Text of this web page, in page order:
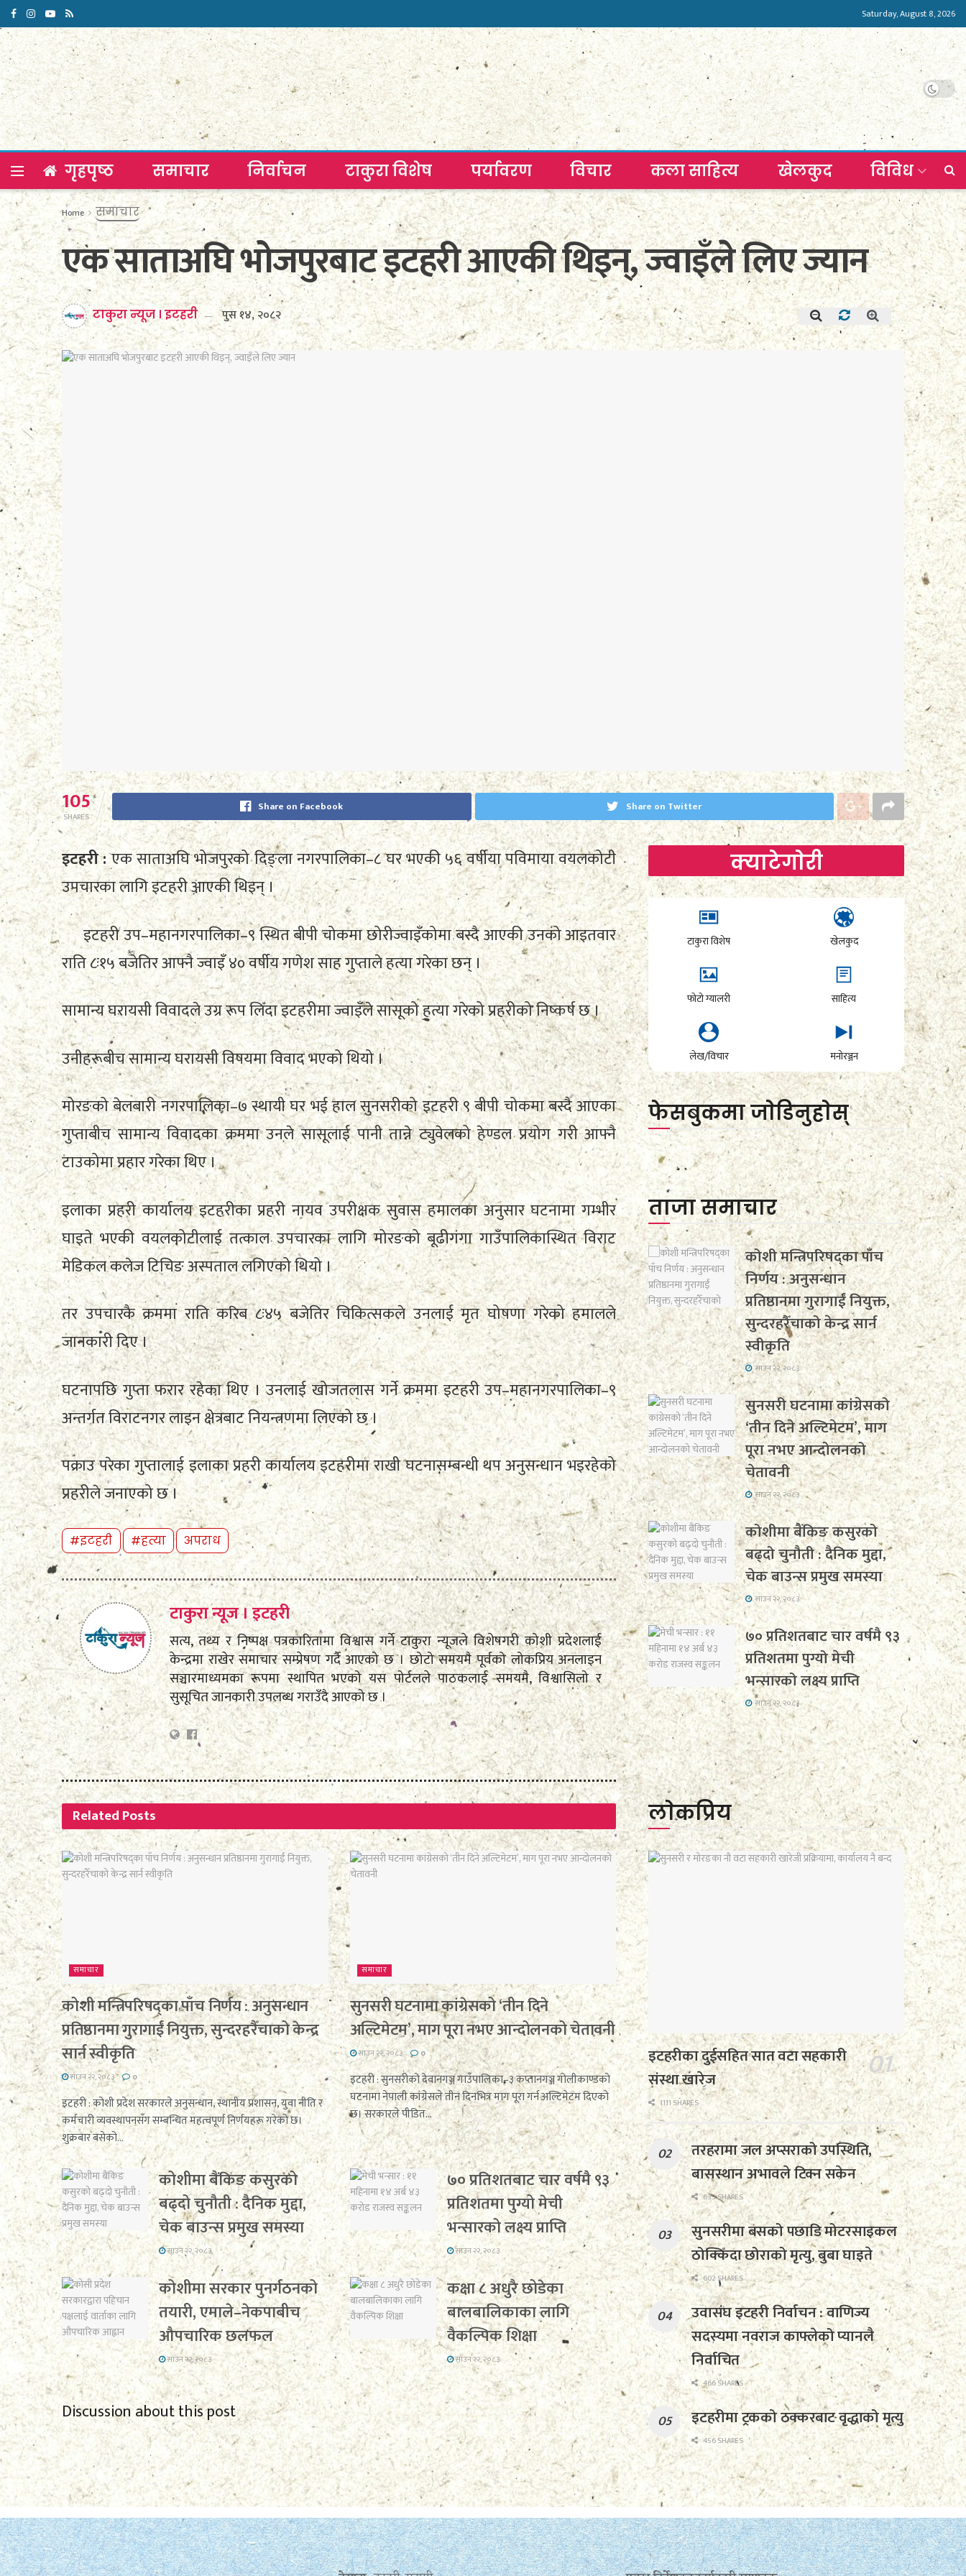
Saturday, August 8, 2026
गृहपृष्ठ समाचार निर्वाचन टाकुरा विशेष पर्यावरण विचार कला साहित्य खेलकुद विविध
Home समाचार
एक साताअघि भोजपुरबाट इटहरी आएकी थिइन्, ज्वाइँले लिए ज्यान
टाकुरा न्यूज । इटहरी पुस १४, २०८२
105
SHARES
Share on Facebook Share on Twitter
इटहरी :एक साताअघि भोजपुरको दिङ्ला नगरपालिका–८ घर भएकी ५६ वर्षीया पविमाया वयलकोटी
उपचारका लागि इटहरी आएकी थिइन् ।
इटहरी उप–महानगरपालिका–९ स्थित बीपी चोकमा छोरीज्वाइँकोमा बस्दै आएकी उनको आइतवार
राति ८ः१५ बजेतिर आफ्नै ज्वाइँ ४० वर्षीय गणेश साह गुप्ताले हत्या गरेका छन् ।
सामान्य घरायसी विवादले उग्र रूप लिँदा इटहरीमा ज्वाइँले सासूको हत्या गरेको प्रहरीको निष्कर्ष छ ।
उनीहरूबीच सामान्य घरायसी विषयमा विवाद भएको थियो ।
मोरङको बेलबारी नगरपालिका–७ स्थायी घर भई हाल सुनसरीको इटहरी ९ बीपी चोकमा बस्दै आएका
गुप्ताबीच सामान्य विवादका क्रममा उनले सासूलाई पानी तान्ने ट्युवेलको हेण्डल प्रयोग गरी आफ्नै
टाउकोमा प्रहार गरेका थिए ।
इलाका प्रहरी कार्यालय इटहरीका प्रहरी नायव उपरीक्षक सुवास हमालका अनुसार घटनामा गम्भीर
घाइते भएकी वयलकोटीलाई तत्काल उपचारका लागि मोरङको बूढीगंगा गाउँपालिकास्थित विराट
मेडिकल कलेज टिचिङ अस्पताल लगिएको थियो ।
तर उपचारकै क्रममा राति करिब ८ः४५ बजेतिर चिकित्सकले उनलाई मृत घोषणा गरेको हमालले
जानकारी दिए ।
घटनापछि गुप्ता फरार रहेका थिए । उनलाई खोजतलास गर्ने क्रममा इटहरी उप–महानगरपालिका–९
अन्तर्गत विराटनगर लाइन क्षेत्रबाट नियन्त्रणमा लिएको छ ।
पक्राउ परेका गुप्तालाई इलाका प्रहरी कार्यालय इटहरीमा राखी घटनासम्बन्धी थप अनुसन्धान भइरहेको
प्रहरीले जनाएको छ ।
#इटहरी #हत्या अपराध
टाकुरा न्यूज । इटहरी
सत्य, तथ्य र निष्पक्ष पत्रकारितामा विश्वास गर्ने टाकुरा न्यूजले विशेषगरी कोशी प्रदेशलाई
केन्द्रमा राखेर समाचार सम्प्रेषण गर्दै आएको छ । छोटो समयमै पूर्वको लोकप्रिय अनलाइन
सञ्चारमाध्यमका रूपमा स्थापित भएको यस पोर्टलले पाठकलाई समयमै, विश्वासिलो र
सुसूचित जानकारी उपलब्ध गराउँदै आएको छ ।
RelatedPosts
समाचार
कोशी मन्त्रिपरिषद्का पाँच निर्णय : अनुसन्धान
प्रतिष्ठानमा गुरागाईं नियुक्त, सुन्दरहरैँचाको केन्द्र
सार्न स्वीकृति
साउन २२, २०८३ 0
इटहरी : कोशी प्रदेश सरकारले अनुसन्धान, स्थानीय प्रशासन, युवा नीति र
कर्मचारी व्यवस्थापनसँग सम्बन्धित महत्वपूर्ण निर्णयहरू गरेको छ।
शुक्रबार बसेको...
समाचार
सुनसरी घटनामा कांग्रेसको ‘तीन दिने
अल्टिमेटम’, माग पूरा नभए आन्दोलनको चेतावनी
साउन २२, २०८३ 0
इटहरी : सुनसरीको देवानगञ्ज गाउँपालिका–३ कप्तानगञ्ज गोलीकाण्डको
घटनामा नेपाली कांग्रेसले तीन दिनभित्र माग पूरा गर्न अल्टिमेटम दिएको
छ। सरकारले पीडित...
कोशीमा बैंकिङ कसुरको
बढ्दो चुनौती : दैनिक मुद्दा,
चेक बाउन्स प्रमुख समस्या
साउन २२, २०८३
७० प्रतिशतबाट चार वर्षमै ९३
प्रतिशतमा पुग्यो मेची
भन्सारको लक्ष्य प्राप्ति
साउन २२, २०८३
कोशीमा सरकार पुनर्गठनको
तयारी, एमाले–नेकपाबीच
औपचारिक छलफल
साउन २२, २०८३
कक्षा ८ अधुरै छोडेका
बालबालिकाका लागि
वैकल्पिक शिक्षा
साउन २२, २०८३
Discussion about this post
क्याटेगाेरी
टाकुरा विशेष खेलकुद
फोटो ग्यालरी साहित्य
लेख/विचार मनोरञ्जन
फेसबुकमा जाेडिनुहाेस्
ताजा समाचार
कोशी मन्त्रिपरिषद्का पाँच
निर्णय : अनुसन्धान
प्रतिष्ठानमा गुरागाईं नियुक्त,
सुन्दरहरैँचाको केन्द्र सार्न
स्वीकृति
साउन २२, २०८३
सुनसरी घटनामा कांग्रेसको
‘तीन दिने अल्टिमेटम’, माग
पूरा नभए आन्दोलनको
चेतावनी
साउन २२, २०८३
कोशीमा बैंकिङ कसुरको
बढ्दो चुनौती : दैनिक मुद्दा,
चेक बाउन्स प्रमुख समस्या
साउन २२, २०८३
७० प्रतिशतबाट चार वर्षमै ९३
प्रतिशतमा पुग्यो मेची
भन्सारको लक्ष्य प्राप्ति
साउन २२, २०८३
लाेकप्रिय
इटहरीका दुईसहित सात वटा सहकारी
संस्था खारेज
1111 SHARES
तरहरामा जल अप्सराको उपस्थिति,
बासस्थान अभावले टिक्न सकेन
633 SHARES
सुनसरीमा बसको पछाडि मोटरसाइकल
ठोक्किँदा छोराको मृत्यु, बुबा घाइते
602 SHARES
उवासंघ इटहरी निर्वाचन : वाणिज्य
सदस्यमा नवराज काफ्लेको प्यानलै
निर्वाचित
466 SHARES
इटहरीमा ट्रकको ठक्करबाट वृद्धाको मृत्यु
456 SHARES